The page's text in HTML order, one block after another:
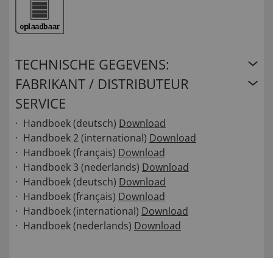
TECHNISCHE GEGEVENS:
FABRIKANT / DISTRIBUTEUR
SERVICE
Handboek (deutsch) Download
Handboek 2 (international) Download
Handboek (français) Download
Handboek 3 (nederlands) Download
Handboek (deutsch) Download
Handboek (français) Download
Handboek (international) Download
Handboek (nederlands) Download